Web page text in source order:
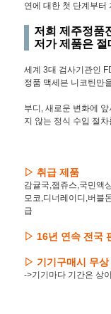
연에 대한 첫 단계부터
저희 제주정품
저가 제품은
세계 3대 검사기관인
정품 맥세븐 니코틴만
부디, 새로운 변화에
지 않는 정식 수입 절
▷ 취급 제품
감귤국,잽쥬스,국민액
모코,디너레이디,버블
급
▷ 16년 연속 전국
▷ 기기구매시 무상
->기기마다 기간은 상